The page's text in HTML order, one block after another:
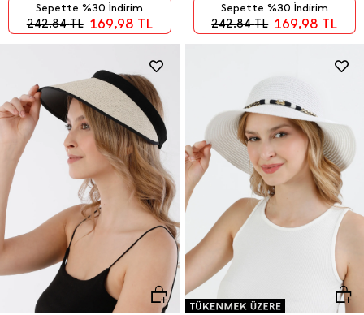
242,84TL 169,98 TL
Sepette %30 İndirim
242,84TL 169,98 TL
Sepette %30 İndirim